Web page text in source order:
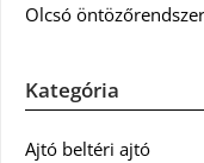
Olcsó
Kategória
Ajtó beltéri ajtó